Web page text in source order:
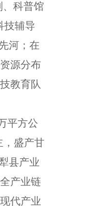
、科普馆
技辅导
河；在
源分布
教育队
平方公
，盛产甘
县产业
产业链
代产业